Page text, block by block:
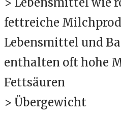
fettreiche
Lebensmittel und
enthalten oft hohe
Fettsäuren
> Übergewicht